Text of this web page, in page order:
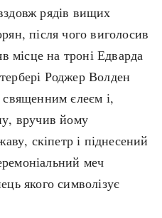
рядів вищих
після чого виголосив
місце на троні Едварда
Роджер Волден
священним єлеєм і,
вручив йому
скіпетр і піднесений
меч
якого символізує